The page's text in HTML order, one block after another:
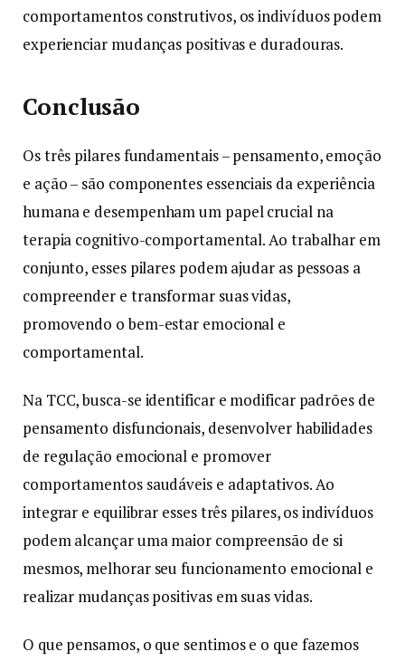
comportamentos construtivos, os indivíduos podem
experienciar mudanças positivas e duradouras.
Conclusão
Os três pilares fundamentais – pensamento, emoção
e ação – são componentes essenciais da experiência
humana e desempenham um papel crucial na
terapia cognitivo-comportamental. Ao trabalhar em
conjunto, esses pilares podem ajudar as pessoas a
compreender e transformar suas vidas,
promovendo o bem-estar emocional e
comportamental.
Na TCC, busca-se identificar e modificar padrões de
pensamento disfuncionais, desenvolver habilidades
de regulação emocional e promover
comportamentos saudáveis e adaptativos. Ao
integrar e equilibrar esses três pilares, os indivíduos
podem alcançar uma maior compreensão de si
mesmos, melhorar seu funcionamento emocional e
realizar mudanças positivas em suas vidas.
O que pensamos, o que sentimos e o que fazemos